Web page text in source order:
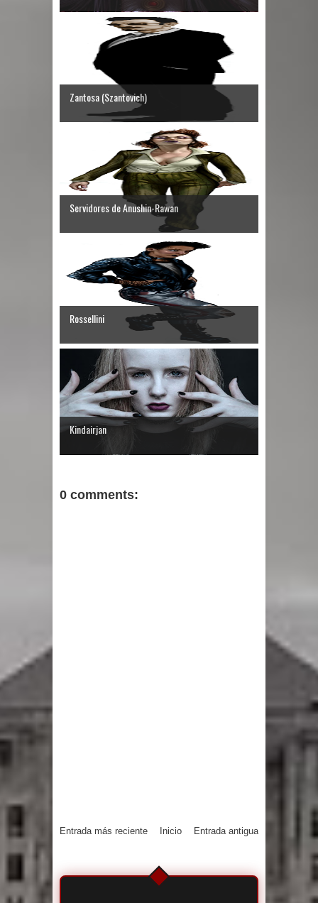
Zantosa (Szantovich)
Servidores de Anushin-Rawan
Rossellini
Kindairjan
0 comments:
Entrada más reciente Entrada antigua
Inicio